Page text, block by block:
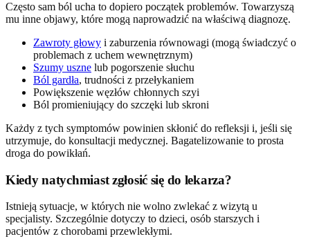
Często sam ból ucha to dopiero początek problemów. Towarzyszą
mu inne objawy, które mogą naprowadzić na właściwą diagnozę.
Zawroty głowy i zaburzenia równowagi (mogą świadczyć o
problemach z uchem wewnętrznym)
Szumy uszne lub pogorszenie słuchu
Ból gardła, trudności z przełykaniem
Powiększenie węzłów chłonnych szyi
Ból promieniujący do szczęki lub skroni
Każdy z tych symptomów powinien skłonić do refleksji i, jeśli się
utrzymuje, do konsultacji medycznej. Bagatelizowanie to prosta
droga do powikłań.
Kiedy natychmiast zgłosić się do lekarza?
Istnieją sytuacje, w których nie wolno zwlekać z wizytą u
specjalisty. Szczególnie dotyczy to dzieci, osób starszych i
pacjentów z chorobami przewlekłymi.